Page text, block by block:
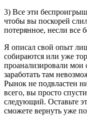
3) Все эти
чтобы вы поскорей
потерянное, несли все
Я описал свой опыт
собираются или уже
проанализировали мои
заработать там
Рынок не подвластен
всего, вы просто
следующий. Оставьте
сможете вернуть уже